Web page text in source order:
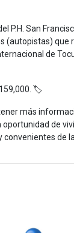
P.H. San
(autopistas) que
de
🏷️​
más
oportunidad de
convenientes de